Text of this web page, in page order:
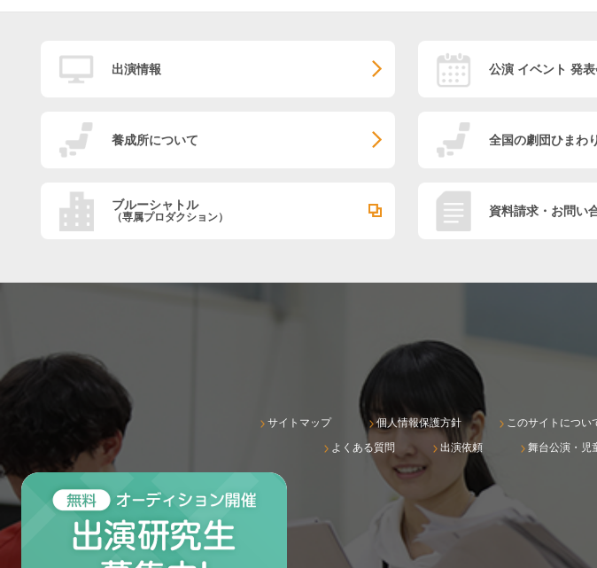
出演情報 公演 イベント 発
養成所について 全国の劇団ひまわり
ブルーシャトル
（専属プロダクション） 資料請求・お問い
サイトマップ 個人情報保護方針 このサイトについ
よくある質問
出演依頼 舞台公演・児